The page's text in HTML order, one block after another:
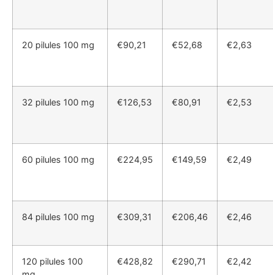
20 pilules 100 mg €90,21 €52,68 €2,63
32 pilules 100 mg €126,53 €80,91 €2,53
60 pilules 100 mg €224,95 €149,59 €2,49
84 pilules 100 mg €309,31 €206,46 €2,46
120 pilules 100
€428,82 €290,71 €2,42